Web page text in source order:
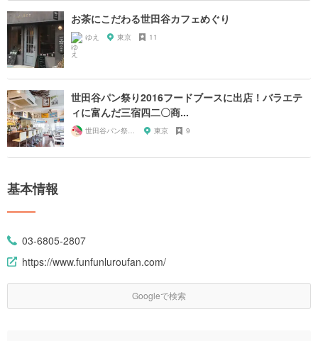
お茶にこだわる世田谷カフェめぐり
ゆえ 東京 11
世田谷パン祭り2016フードブースに出店！バラエテ
ィに富んだ三宿四二〇商...
東京 9
基本情報
03-6805-2807
https://www.funfunluroufan.com/
Googleで検索